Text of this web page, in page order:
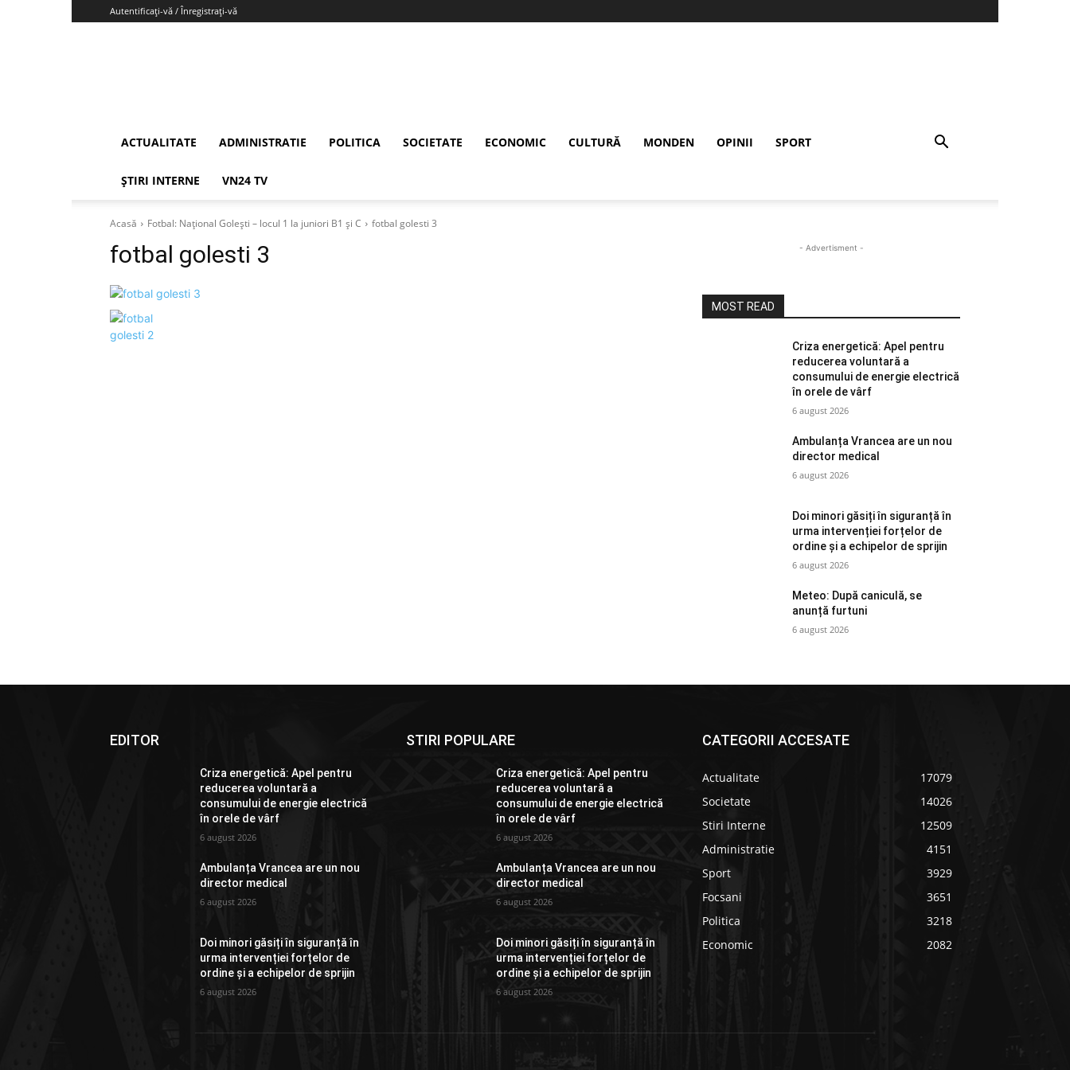
Autentificați-vă / Înregistrați-vă
ACTUALITATE ADMINISTRATIE POLITICA SOCIETATE ECONOMIC CULTURĂ MONDEN OPINII SPORT
ȘTIRI INTERNE VN24 TV
Acasă Fotbal: Național Golești – locul 1 la juniori B1 și C fotbal golesti 3
fotbal golesti 3 - Advertisment -
MOST READ
Criza energetică: Apel pentru
reducerea voluntară a
consumului de energie electrică
în orele de vârf
6 august 2026
Ambulanța Vrancea are un nou
director medical
6 august 2026
Doi minori găsiți în siguranță în
urma intervenției forțelor de
ordine și a echipelor de sprijin
6 august 2026
Meteo: După caniculă, se
anunță furtuni
6 august 2026
EDITOR
Criza energetică: Apel pentru
reducerea voluntară a
consumului de energie electrică
în orele de vârf
6 august 2026
Ambulanța Vrancea are un nou
director medical
6 august 2026
Doi minori găsiți în siguranță în
urma intervenției forțelor de
ordine și a echipelor de sprijin
6 august 2026
STIRI POPULARE
Criza energetică: Apel pentru
reducerea voluntară a
consumului de energie electrică
în orele de vârf
6 august 2026
Ambulanța Vrancea are un nou
director medical
6 august 2026
Doi minori găsiți în siguranță în
urma intervenției forțelor de
ordine și a echipelor de sprijin
6 august 2026
CATEGORII ACCESATE
Actualitate
17079
Societate
14026
Stiri Interne
12509
Administratie
4151
Sport
3929
Focsani
3651
Politica
3218
Economic
2082